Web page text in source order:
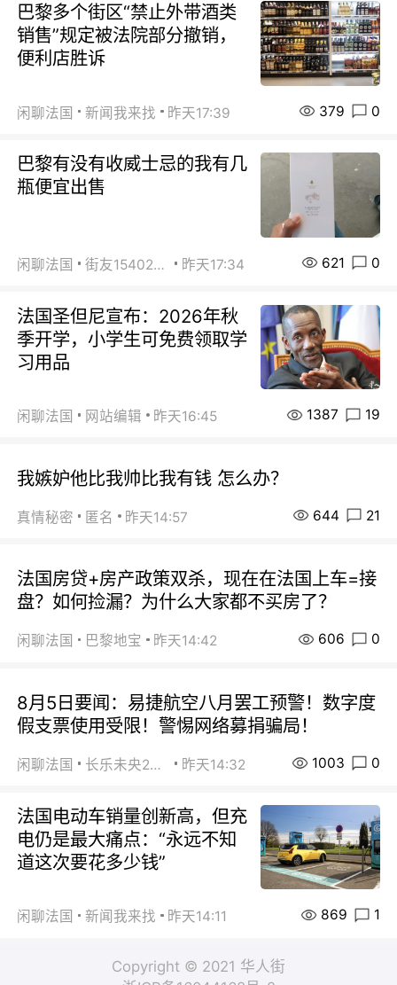
巴黎多个街区“禁止外带酒类
销售”规定被法院部分撤销，
便利店胜诉
闲聊法国 新闻我来找 昨天17:39 379 0
巴黎有没有收威士忌的我有几
瓶便宜出售
闲聊法国 街友15402223 昨天17:34 621 0
法国圣但尼宣布：2026年秋
季开学，小学生可免费领取学
习用品
闲聊法国 网站编辑 昨天16:45 1387 19
我嫉妒他比我帅比我有钱 怎么办？
真情秘密 匿名 昨天14:57 644 21
法国房贷+房产政策双杀，现在在法国上车=接
盘？如何捡漏？为什么大家都不买房了？
闲聊法国 巴黎地宝 昨天14:42 606 0
8月5日要闻：易捷航空八月罢工预警！数字度
假支票使用受限！警惕网络募捐骗局！
闲聊法国 长乐未央2015 昨天14:32 1003 0
法国电动车销量创新高，但充
电仍是最大痛点：“永远不知
道这次要花多少钱”
闲聊法国 新闻我来找 昨天14:11 869 1
Copyright © 2021 华人街